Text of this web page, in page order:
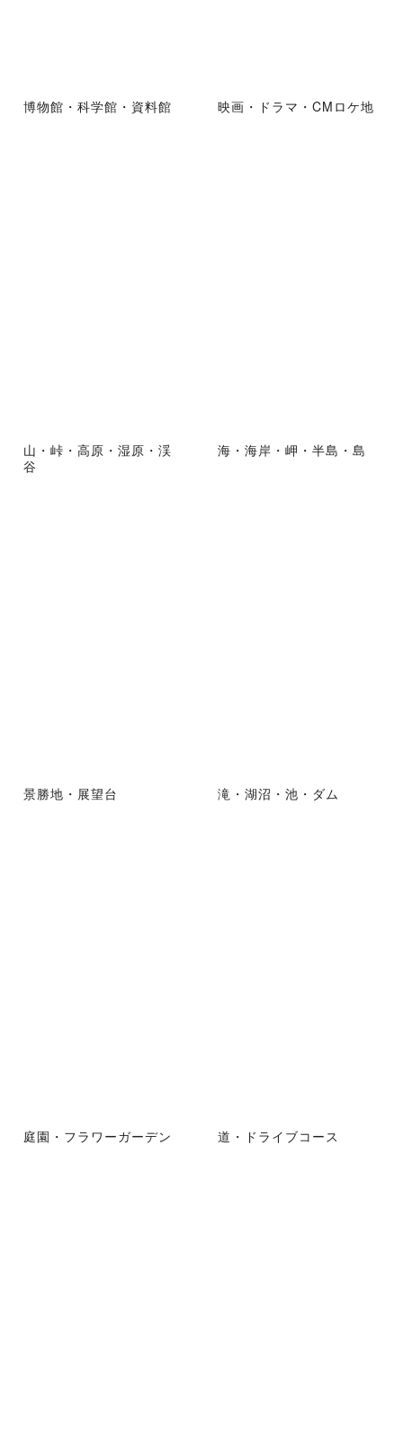
博物館・科学館・資料館 映画・ドラマ・CMロケ地
山・峠・高原・湿原・渓
谷
海・海岸・岬・半島・島
景勝地・展望台 滝・湖沼・池・ダム
庭園・フラワーガーデン 道・ドライブコース